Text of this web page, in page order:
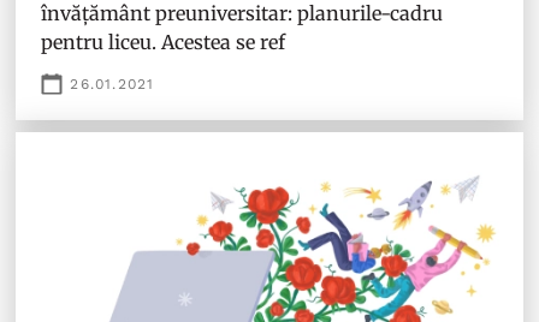
învățământ preuniversitar: planurile-cadru
pentru liceu. Acestea se ref
26.01.2021